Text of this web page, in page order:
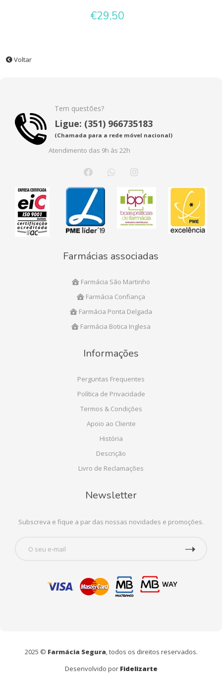
€29,50
Voltar
Tem questões?
Ligue: (351) 966735183
(Chamada para a rede móvel nacional)
Atendimento das 9h às 22h
Farmácias associadas
Farmácia São Martinho
Farmácia Confiança
Farmácia Ponta Delgada
Farmácia Botica Inglesa
Informações
Perguntas Frequentes
Política de Privacidade
Termos & Condições
Apoio ao Cliente
História
Descrição
Livro de Reclamações
Newsletter
Subscreva e fique a par das nossas novidades e promoções.
2025 © Farmácia Segura, todos os direitos reservados.
Desenvolvido por Fidelizarte